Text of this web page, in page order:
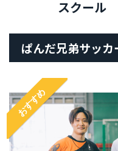
スクール
ぱんだ兄弟サッカ
おすすめ